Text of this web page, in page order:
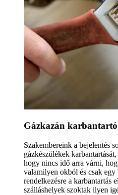
Gázkazán
Szakembereink a bejelentés
gázkészülékek
hogy nincs idő arra várni,
valamilyen okból és csak
rendelkezésre a karbantartás
szálláshelyek szoktak ilyen